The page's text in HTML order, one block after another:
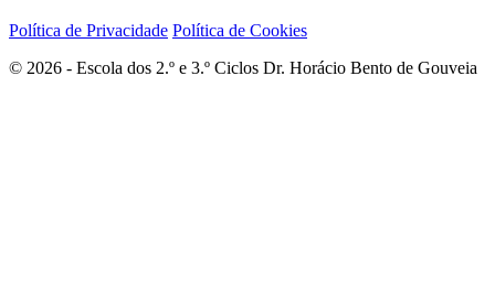
Política de Privacidade Política de Cookies
© 2026 - Escola dos 2.º e 3.º Ciclos Dr. Horácio Bento de Gouveia